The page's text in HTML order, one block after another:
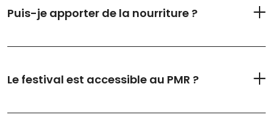
Puis-je apporter de la nourriture ?
Le festival est accessible au PMR ?